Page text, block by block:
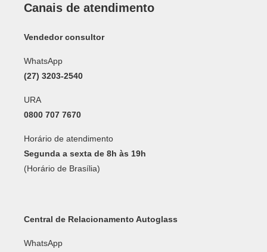
Canais de atendimento
Vendedor consultor
WhatsApp
(27) 3203-2540
URA
0800 707 7670
Horário de atendimento
Segunda a sexta de 8h às 19h
(Horário de Brasília)
Central de Relacionamento Autoglass
WhatsApp